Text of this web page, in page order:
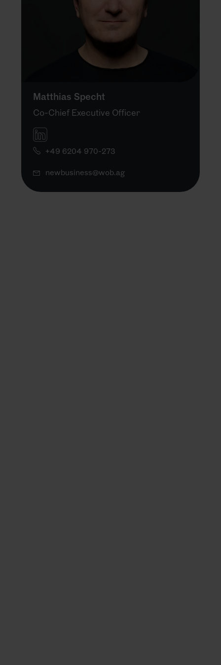
Matthias Specht
Co-Chief Executive Officer
+49 6204 970-273
newbusiness@wob.ag